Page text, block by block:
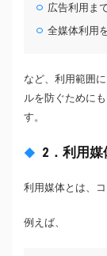
広告利用ま
全媒体利用
など、利用範囲
ルを防ぐために
す。
2．利用媒
利用媒体とは、
例えば、